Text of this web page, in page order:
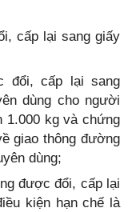
cấp lại sang giấy
đổi, cấp lại sang
dùng cho người
1.000 kg và chứng
giao thông đường
dùng;
được đổi, cấp lại
kiện hạn chế là